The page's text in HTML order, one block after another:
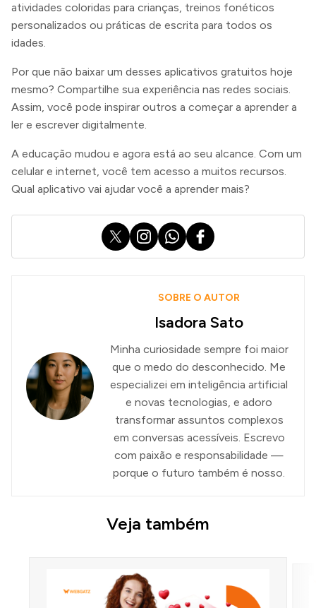
atividades coloridas para crianças, treinos fonéticos
personalizados ou práticas de escrita para todos os
idades.
Por que não baixar um desses aplicativos gratuitos hoje
mesmo? Compartilhe sua experiência nas redes sociais.
Assim, você pode inspirar outros a começar a aprender a
ler e escrever digitalmente.
A educação mudou e agora está ao seu alcance. Com um
celular e internet, você tem acesso a muitos recursos.
Qual aplicativo vai ajudar você a aprender mais?
X InstagramWhatsApp
Facebook
SOBRE O AUTOR
Isadora Sato
Minha curiosidade sempre foi maior
que o medo do desconhecido. Me
especializei em inteligência artificial
e novas tecnologias, e adoro
transformar assuntos complexos
em conversas acessíveis. Escrevo
com paixão e responsabilidade —
porque o futuro também é nosso.
Veja também